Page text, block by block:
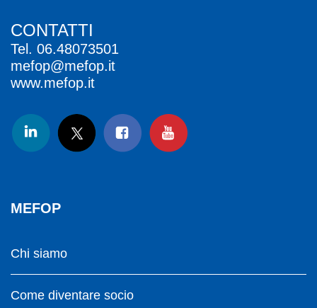
CONTATTI
Tel. 06.48073501
mefop@mefop.it
www.mefop.it
MEFOP
Chi siamo
Come diventare socio